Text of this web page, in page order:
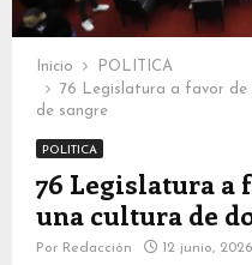
Inicio
POLITICA
76 Legislatura a favor de
de sangre
POLITICA
76 Legislatura a
una cultura de
Por Redacción 12 junio, 2026